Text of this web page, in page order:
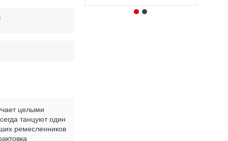
целыми
танцуют один
ремесленников